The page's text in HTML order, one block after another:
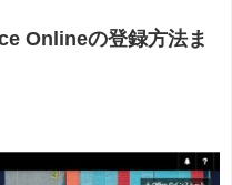
Onlineの登録方法ま